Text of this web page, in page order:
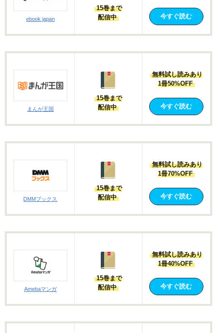
ebook japan
15巻まで
配信中
今すぐ読む
まんが王国
15巻まで
配信中
無料試し読みあり
1冊50%OFF
今すぐ読む
DMMブックス
15巻まで
配信中
無料試し読みあり
1冊70%OFF
今すぐ読む
Amebaマンガ
15巻まで
配信中
無料試し読みあり
1冊40%OFF
今すぐ読む